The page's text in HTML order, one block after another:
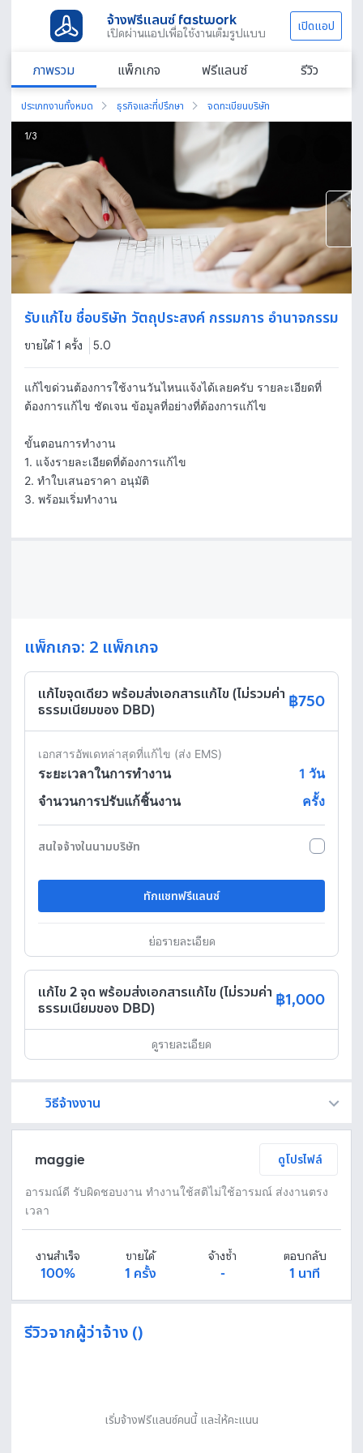
จ้างฟรีแลนซ์ fastwork
เปิดผ่านแอปเพื่อใช้งานเต็มรูปแบบ เปิดแอป
ภาพรวม แพ็กเกจ ฟรีแลนซ์ รีวิว
ประเภทงานทั้งหมด ธุรกิจและที่ปรึกษา จดทะเบียนบริษัท
1/3
รับแก้ไข ชื่อบริษัท วัตถุประสงค์ กรรมการ อำนาจกรรม
ขายได้ 1 ครั้ง 5.0
แก้ไขด่วนต้องการใช้งานวันไหนแจ้งได้เลยครับ รายละเอียดที่
ต้องการแก้ไข ชัดเจน ข้อมูลที่อย่างที่ต้องการแก้ไข
ขั้นตอนการทำงาน
1. แจ้งรายละเอียดที่ต้องการแก้ไข
2. ทำใบเสนอราคา อนุมัติ
3. พร้อมเริ่มทำงาน
แพ็กเกจ: 2 แพ็กเกจ
แก้ไขจุดเดียว พร้อมส่งเอกสารแก้ไข (ไม่รวมค่า
ธรรมเนียมของ DBD)
฿750
เอกสารอัพเดทล่าสุดที่แก้ไข (ส่ง EMS)
ระยะเวลาในการทำงาน 1 วัน
จำนวนการปรับแก้ชิ้นงาน
ครั้ง
สนใจจ้างในนามบริษัท
ทักแชทฟรีแลนซ์
ย่อรายละเอียด
แก้ไข 2 จุด พร้อมส่งเอกสารแก้ไข (ไม่รวมค่า
ธรรมเนียมของ DBD)
฿1,000
ดูรายละเอียด
วิธีจ้างงาน
maggie ดูโปรไฟล์
อารมณ์ดี รับผิดชอบงาน ทำงานใช้สติไม่ใช้อารมณ์ ส่งงานตรง
เวลา
งานสำเร็จ
100%
ขายได้
1 ครั้ง
จ้างซ้ำ
-
ตอบกลับ
1 นาที
รีวิวจากผู้ว่าจ้าง ()
เริ่มจ้างฟรีแลนซ์คนนี้ และให้คะแนน